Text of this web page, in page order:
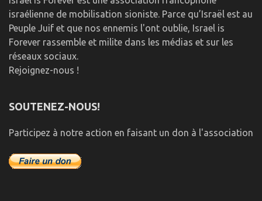
israélienne de mobilisation sioniste. Parce qu’Israël est au
Peuple Juif et que nos ennemis l'ont oublie, Israel is
Forever rassemble et milite dans les médias et sur les
réseaux sociaux.
Rejoignez-nous !
SOUTENEZ-NOUS!
Participez à notre action en faisant un don à l'association